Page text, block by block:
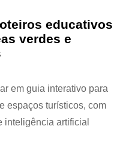
educativos
verdes e
em guia interativo para
espaços turísticos, com
inteligência artificial